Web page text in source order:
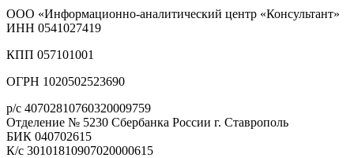
ООО «Информационно-аналитический центр «Консультант»
ИНН 0541027419
КПП 057101001
ОГРН 1020502523690
р/с 40702810760320009759
Отделение № 5230 Сбербанка России г. Ставрополь
БИК 040702615
К/с 30101810907020000615